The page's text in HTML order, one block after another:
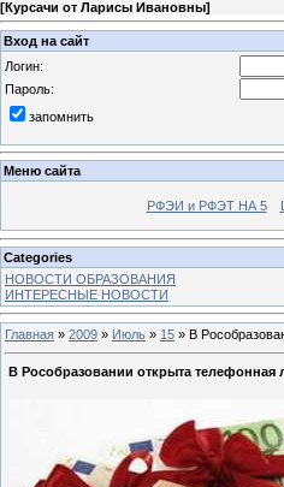
[Курсачи от Ларисы Ивановны]
Вход на сайт
Логин:
Пароль:
запомнить
Меню сайта
РФЭИ и РФЭТ НА 5
Categories
НОВОСТИ ОБРАЗОВАНИЯ
ИНТЕРЕСНЫЕ НОВОСТИ
Главная » 2009 » Июль » 15 » В
В Рособразовании открыта телефонная